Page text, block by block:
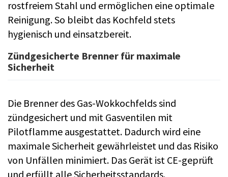
rostfreiem Stahl und ermöglichen eine optimale
Reinigung. So bleibt das Kochfeld stets
hygienisch und einsatzbereit.
Zündgesicherte Brenner für maximale
Sicherheit
Die Brenner des Gas-Wokkochfelds sind
zündgesichert und mit Gasventilen mit
Pilotflamme ausgestattet. Dadurch wird eine
maximale Sicherheit gewährleistet und das Risiko
von Unfällen minimiert. Das Gerät ist CE-geprüft
und erfüllt alle Sicherheitsstandards.